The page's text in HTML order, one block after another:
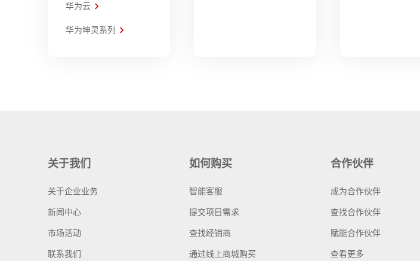
华为云
华为坤灵系列
关于我们
关于企业业务
新闻中心
市场活动
联系我们
如何购买
智能客服
提交项目需求
查找经销商
通过线上商城购买
合作伙伴
成为合作伙伴
查找合作伙伴
赋能合作伙伴
查看更多